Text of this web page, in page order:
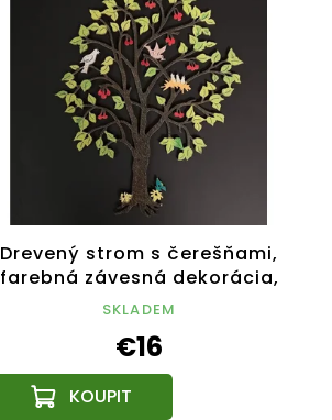
Drevený strom s čerešňami,
farebná závesná dekorácia,
výška 21 cm
SKLADEM
€16